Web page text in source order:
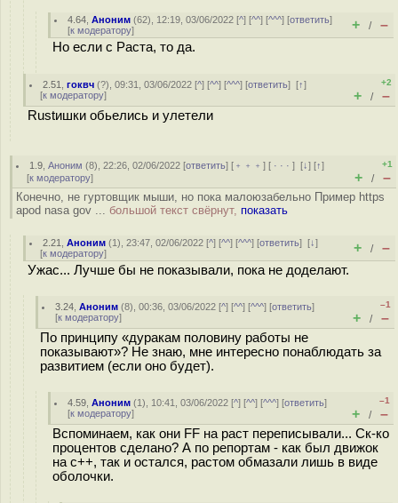
4.64 ,Аноним (62), 12:19, 03/06/2022 [^] [^^] [^^^] [ответить]
[к модератору] + / –
Но если с Раста, то да.
2.51 ,гоквч (?), 09:31, 03/06/2022 [^] [^^] [^^^] [ответить][↑]
[к модератору]
+2
+ / –
Rustишки обьелись и улетели
1.9 ,Аноним (8), 22:26, 02/06/2022 [ответить] [ ﹢﹢﹢] [ · · ·][↓] [↑]
[к модератору]
+1
+ / –
Конечно, не гуртовщик мыши, но пока малоюзабельно Пример https
apod nasa gov ... большой текст свёрнут, показать
2.21 ,Аноним (1), 23:47, 02/06/2022 [^] [^^] [^^^] [ответить][↓]
[к модератору] + / –
Ужас... Лучше бы не показывали, пока не доделают.
3.24 ,Аноним (8), 00:36, 03/06/2022 [^] [^^] [^^^] [ответить]
[к модератору]
–1
+ / –
По принципу «дуракам половину работы не
показывают»? Не знаю, мне интересно понаблюдать за
развитием (если оно будет).
4.59 ,Аноним (1), 10:41, 03/06/2022 [^] [^^] [^^^] [ответить]
[к модератору]
–1
+ / –
Вспоминаем, как они FF на раст переписывали... Ск-ко
процентов сделано? А по репортам - как был движок
на с++, так и остался, растом обмазали лишь в виде
оболочки.